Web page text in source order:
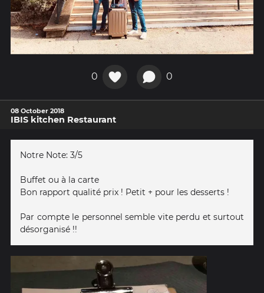
0 0
08 October 2018
IBIS kitchen Restaurant
Notre Note: 3/5
Buffet ou à la carte
Bon rapport qualité prix ! Petit + pour les desserts !
Par compte le personnel semble vite perdu et surtout
désorganisé !!